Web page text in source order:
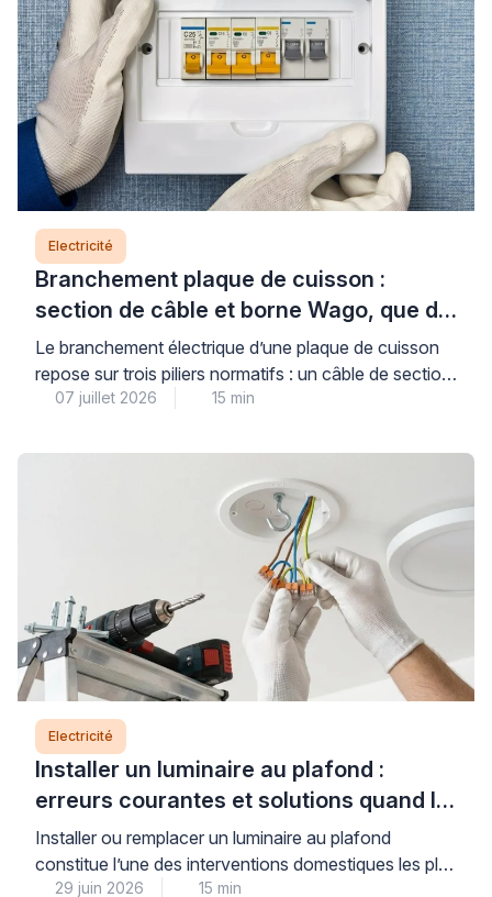
Electricité
Branchement plaque de cuisson :
section de câble et borne Wago, que dit
la norme ?
Le branchement électrique d’une plaque de cuisson
repose sur trois piliers normatifs : un câble de section
adaptée (6 mm² pour les plaques jusqu’à 7 400 W,
conforme à la norme NF C 15-100, et des
connexions dimensionnées pour supporter l’intensité
requise. Comprendre ces règles […]
07 juillet 2026 15 min
Electricité
Installer un luminaire au plafond :
erreurs courantes et solutions quand le
support bloque
Installer ou remplacer un luminaire au plafond
constitue l’une des interventions domestiques les plus
courantes, mais elle soulève des questions légitimes
29 juin 2026 15 min